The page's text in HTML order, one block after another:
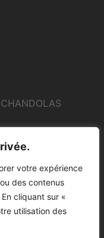
votre expérience
des contenus
cliquant sur «
utilisation des